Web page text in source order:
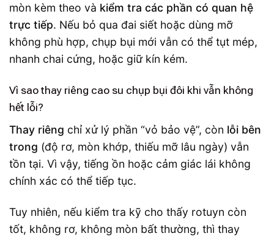
mòn kèm theo và kiểm tra các phần có quan hệ
trực tiếp. Nếu bỏ qua đai siết hoặc dùng mỡ
không phù hợp, chụp bụi mới vẫn có thể tụt mép,
nhanh chai cứng, hoặc giữ kín kém.
Vì sao thay riêng cao su chụp bụi đôi khi vẫn không
hết lỗi?
Thay riêng chỉ xử lý phần “vỏ bảo vệ”, còn lỗi bên
trong (độ rơ, mòn khớp, thiếu mỡ lâu ngày) vẫn
tồn tại. Vì vậy, tiếng ồn hoặc cảm giác lái không
chính xác có thể tiếp tục.
Tuy nhiên, nếu kiểm tra kỹ cho thấy rotuyn còn
tốt, không rơ, không mòn bất thường, thì thay